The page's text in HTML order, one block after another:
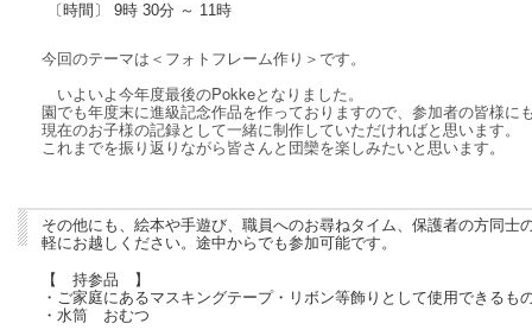
〔時間〕 9時 30分 ～ 11時
今回のテーマは＜フォトフレーム作り ＞です。
いよいよ今年度最後のPokkeとなりました。
園でも年度末に進級記念作品を作っておりますので、参加者の皆様に
現在のお子様の記録として一緒に制作していただければと思います。
これまでを振り返りながら皆さんと団欒を楽しみたいと思います。
その他にも、絵本や手遊び、職員へのお尋ねタイム、保護者の方同士
軽にお越しください。途中からでも参加可能です。
【 持参品 】
・ご家庭にあるマスキングテープ・リボン等飾りとして使用できるも
・水筒 おむつ